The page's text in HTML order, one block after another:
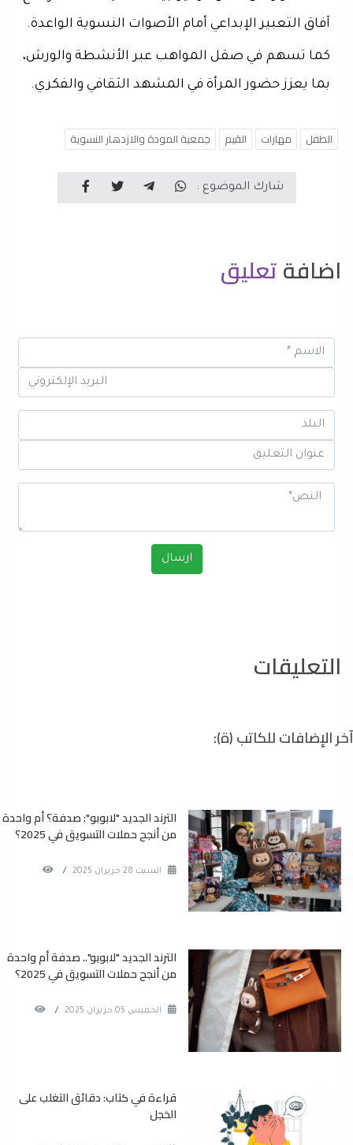
آفاق التعبير الإبداعي أمام الأصوات النسوية الواعدة.
كما تسهم في صقل المواهب عبر الأنشطة والورش،
بما يعزز حضور المرأة في المشهد الثقافي والفكري.
الطفل مهارات القيم جمعية المودة والازدهار النسوية
شارك الموضوع :
اضافةتعليق
التعليقات
آخر الإضافات للكاتب (ة):
الترند الجديد "لابوبو": صدفة؟ أم واحدة
من أنجح حملات التسويق في 2025؟
السبت 28 حزيران 2025 /
الترند الجديد "لابوبو".. صدفة أم واحدة
من أنجح حملات التسويق في 2025؟
الخميس 05 حزيران 2025 /
قراءة في كتاب: دقائق التغلب على
الخجل